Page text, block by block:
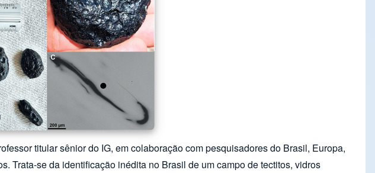
titular sênior do IG, em colaboração com pesquisadores do Brasil, Europa,
Trata-se da identificação inédita no Brasil de um campo de tectitos, vidros